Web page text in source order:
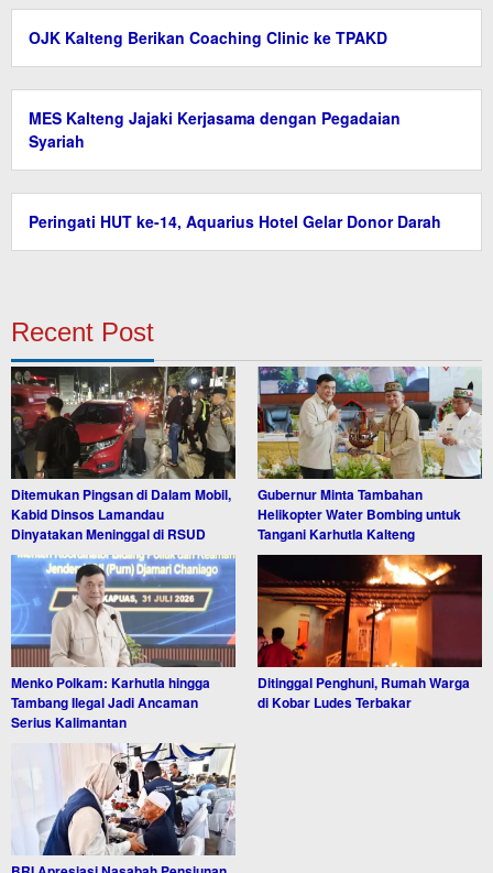
OJK Kalteng Berikan Coaching Clinic ke TPAKD
MES Kalteng Jajaki Kerjasama dengan Pegadaian
Syariah
Peringati HUT ke-14, Aquarius Hotel Gelar Donor Darah
Recent Post
Ditemukan Pingsan di Dalam Mobil,
Kabid Dinsos Lamandau
Dinyatakan Meninggal di RSUD
Gubernur Minta Tambahan
Helikopter Water Bombing untuk
Tangani Karhutla Kalteng
Menko Polkam: Karhutla hingga
Tambang Ilegal Jadi Ancaman
Serius Kalimantan
Ditinggal Penghuni, Rumah Warga
di Kobar Ludes Terbakar